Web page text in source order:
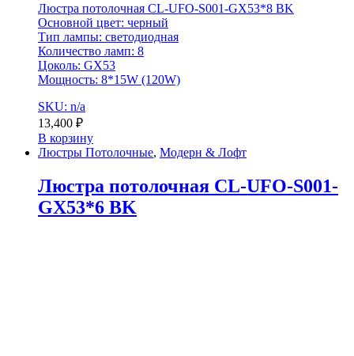
Люстра потолочная CL-UFO-S001-GX53*8 BK
Основной цвет: черный
Тип лампы: светодиодная
Количество ламп: 8
Цоколь: GX53
Мощность: 8*15W (120W)
SKU: n/a
13,400 ₽
В корзину
Люстры Потолочные, Модерн & Лофт
Люстра потолочная CL-UFO-S001-
GX53*6 BK